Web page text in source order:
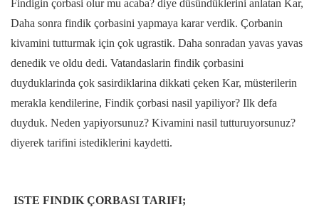
Findigin çorbasi olur mu acaba? diye düsündüklerini anlatan Kar,
Daha sonra findik çorbasini yapmaya karar verdik. Çorbanin
kivamini tutturmak için çok ugrastik. Daha sonradan yavas yavas
denedik ve oldu dedi. Vatandaslarin findik çorbasini
duyduklarinda çok sasirdiklarina dikkati çeken Kar, müsterilerin
merakla kendilerine, Findik çorbasi nasil yapiliyor? Ilk defa
duyduk. Neden yapiyorsunuz? Kivamini nasil tutturuyorsunuz?
diyerek tarifini istediklerini kaydetti.
ISTE FINDIK ÇORBASI TARIFI;